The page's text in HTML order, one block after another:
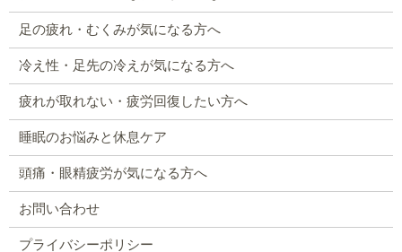
足の疲れ・むくみが気になる方へ
冷え性・足先の冷えが気になる方へ
疲れが取れない・疲労回復したい方へ
睡眠のお悩みと休息ケア
頭痛・眼精疲労が気になる方へ
お問い合わせ
プライバシーポリシー